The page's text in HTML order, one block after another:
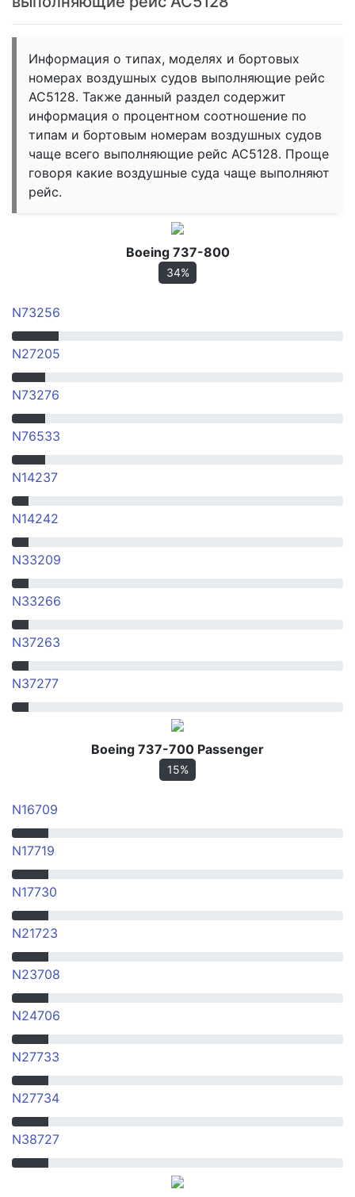
Информация о типах, моделях и бортовых
номерах воздушных судов выполняющие рейс
AC5128. Также данный раздел содержит
информация о процентном соотношение по
типам и бортовым номерам воздушных судов
чаще всего выполняющие рейс AC5128. Проще
говоря какие воздушные суда чаще выполняют
рейс.
Boeing 737-800
34%
N73256
N27205
N73276
N76533
N14237
N14242
N33209
N33266
N37263
N37277
Boeing 737-700 Passenger
15%
N16709
N17719
N17730
N21723
N23708
N24706
N27733
N27734
N38727